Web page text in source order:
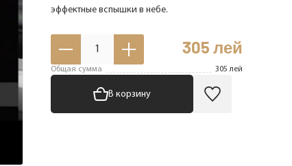
эффектные вспышки в небе.
1 305 лей
Общая сумма 305 лей
В корзину